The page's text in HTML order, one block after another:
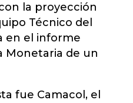
la proyección
Técnico del
en el informe
Monetaria de un
fue Camacol, el